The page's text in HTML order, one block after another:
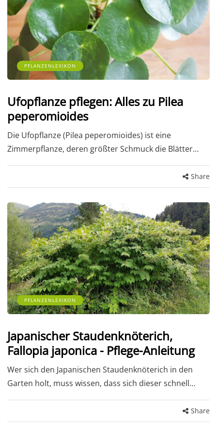
PFLANZENLEXIKON
Ufopflanze pflegen: Alles zu Pilea
peperomioides
Die Ufopflanze (Pilea peperomioides) ist eine
Zimmerpflanze, deren größter Schmuck die Blätter…
Share
PFLANZENLEXIKON
Japanischer Staudenknöterich,
Fallopia japonica - Pflege-Anleitung
Wer sich den Japanischen Staudenknöterich in den
Garten holt, muss wissen, dass sich dieser schnell…
Share